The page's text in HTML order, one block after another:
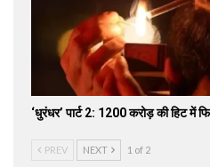
‘धुरंधर’ पार्ट 2: 1200 करोड़ की हिट में
PREV NEXT 1 of 2